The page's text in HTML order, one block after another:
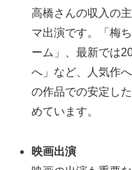
高橋さんの収入の
マ出演です。「梅
ーム」、最新では
へ」など、人気作
の作品での安定し
めています。
映画出演